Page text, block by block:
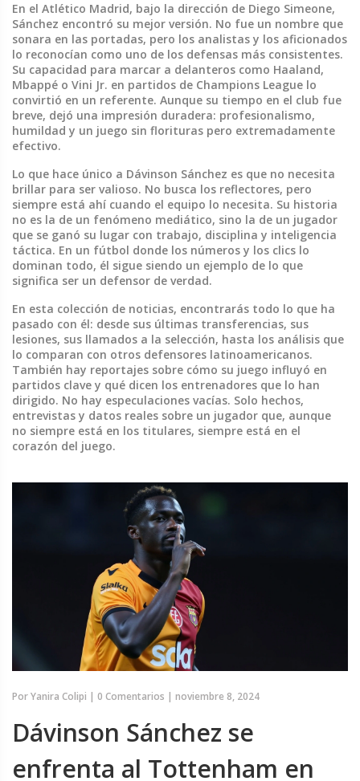
En el Atlético Madrid, bajo la dirección de Diego Simeone,
Sánchez encontró su mejor versión. No fue un nombre que
sonara en las portadas, pero los analistas y los aficionados
lo reconocían como uno de los defensas más consistentes.
Su capacidad para marcar a delanteros como Haaland,
Mbappé o Vini Jr. en partidos de Champions League lo
convirtió en un referente. Aunque su tiempo en el club fue
breve, dejó una impresión duradera: profesionalismo,
humildad y un juego sin florituras pero extremadamente
efectivo.
Lo que hace único a Dávinson Sánchez es que no necesita
brillar para ser valioso. No busca los reflectores, pero
siempre está ahí cuando el equipo lo necesita. Su historia
no es la de un fenómeno mediático, sino la de un jugador
que se ganó su lugar con trabajo, disciplina y inteligencia
táctica. En un fútbol donde los números y los clics lo
dominan todo, él sigue siendo un ejemplo de lo que
significa ser un defensor de verdad.
En esta colección de noticias, encontrarás todo lo que ha
pasado con él: desde sus últimas transferencias, sus
lesiones, sus llamados a la selección, hasta los análisis que
lo comparan con otros defensores latinoamericanos.
También hay reportajes sobre cómo su juego influyó en
partidos clave y qué dicen los entrenadores que lo han
dirigido. No hay especulaciones vacías. Solo hechos,
entrevistas y datos reales sobre un jugador que, aunque
no siempre está en los titulares, siempre está en el
corazón del juego.
PorYanira Colipi | 0 Comentarios | noviembre 8, 2024
Dávinson Sánchez se
enfrenta al Tottenham en